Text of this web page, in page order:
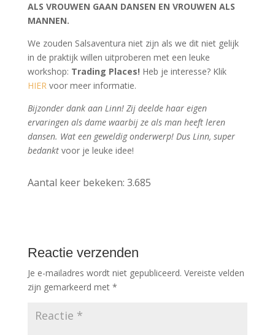
ALS VROUWEN GAAN DANSEN EN VROUWEN ALS
MANNEN.
We zouden Salsaventura niet zijn als we dit niet gelijk
in de praktijk willen uitproberen met een leuke
workshop: Trading Places! Heb je interesse? Klik
HIERvoor meer informatie.
Bijzonder dank aan Linn! Zij deelde haar eigen
ervaringen als dame waarbij ze als man heeft leren
dansen. Wat een geweldig onderwerp! Dus Linn, super
bedanktvoor je leuke idee!
Aantal keer bekeken: 3.685
Reactie verzenden
Je e-mailadres wordt niet gepubliceerd. Vereiste velden
zijn gemarkeerd met *